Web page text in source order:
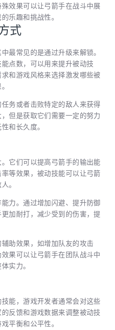
效果可以让弓箭手在战斗中展
乐趣和挑战性。
式
最常见的是通过升级来解锁。
点数，可以用来提升被动技
和游戏风格来选择激发哪些被
务或者击败特定的敌人来获得
但是获取它们需要一定的努力
和长久度。
它们可以提高弓箭手的输出能
等效果，被动技能可以让弓箭
。
力。通过增加闪避、提升防御
加耐打，减少受到的伤害，提
助效果，如增加队友的攻击
果可以让弓箭手在团队战斗中
实力。
能，游戏开发者通常会对这些
反馈和游戏数据来调整被动技
平衡和公平性。